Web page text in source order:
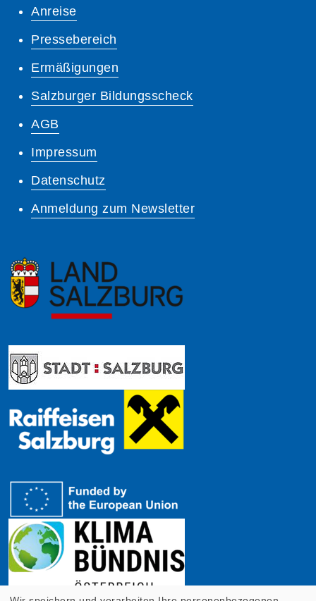
Anreise
Pressebereich
Ermäßigungen
Salzburger Bildungsscheck
AGB
Impressum
Datenschutz
Anmeldung zum Newsletter